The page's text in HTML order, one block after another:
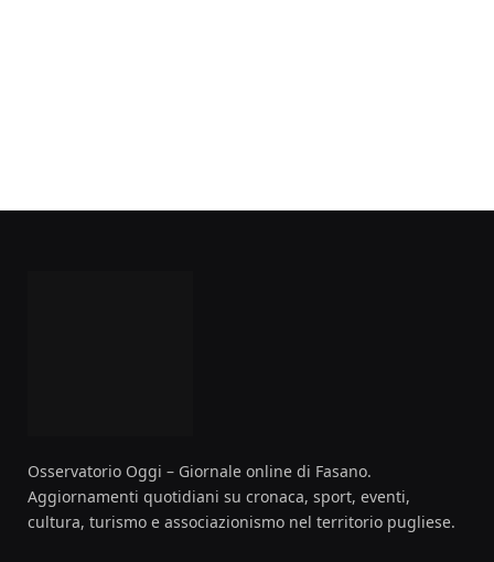
Osservatorio Oggi – Giornale online di Fasano.
Aggiornamenti quotidiani su cronaca, sport, eventi,
cultura, turismo e associazionismo nel territorio pugliese.